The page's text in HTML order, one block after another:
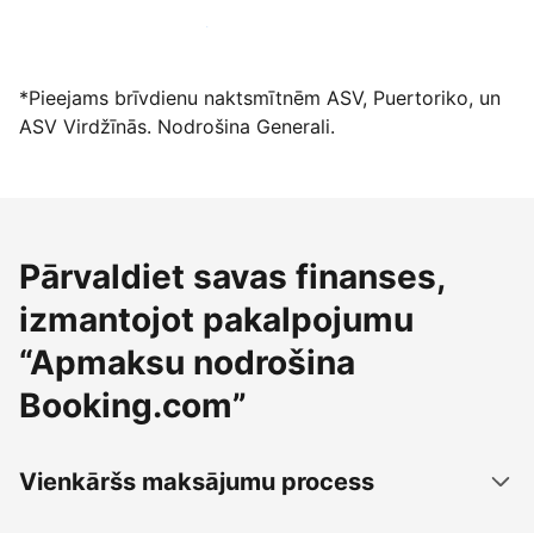
Izvietot piedāvājumu mūsu platformā
*Pieejams brīvdienu naktsmītnēm ASV, Puertoriko, un
ASV Virdžīnās. Nodrošina Generali.
Pārvaldiet savas finanses,
izmantojot pakalpojumu
“Apmaksu nodrošina
Booking.com”
Vienkāršs maksājumu process